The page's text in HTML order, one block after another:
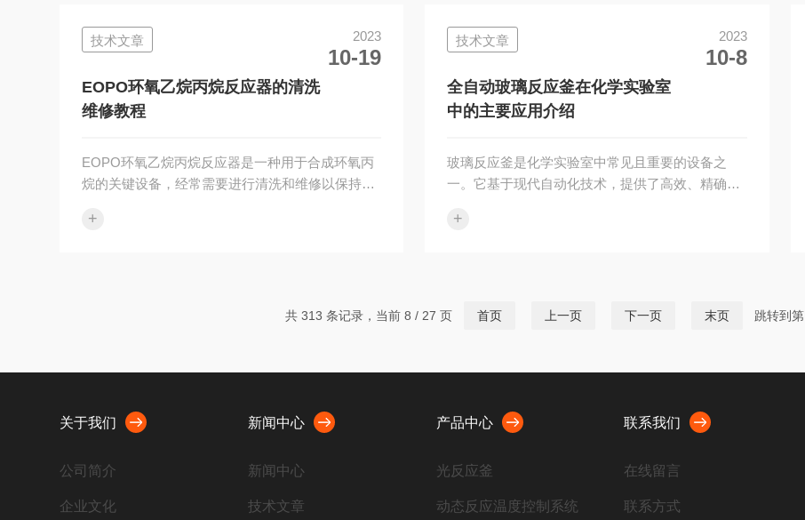
分，其设计和材料选择直接影响着反应过程的效率
和稳定性。采用先进的反应器设计，如提高反应器
的传热性能、提高反应器的耐高温性能等，可以有
效地提高反应效率和降低能耗。同时，选择耐高
门等部件。清洗时可采用适当的溶剂或清洗剂，并
确保冲洗干净。2、润滑维护：根据设备手册的指
引，定期对配料系统的运动部件进行润滑。使用适
当的润滑剂，并确保润滑剂的种类和量符合要...
技术文章 2023
10-19
EOPO环氧乙烷丙烷反应器的清洗
维修教程
EOPO环氧乙烷丙烷反应器是一种用于合成环氧丙
烷的关键设备，经常需要进行清洗和维修以保持其
的清洗和维修方法。一、清洗方法：1.排空反应
洗反应器内壁、搅拌器和传热管道等部位，以去除
清洗剂，将其充分注入反应器中...
+
技术文章 2023
10-8
全自动玻璃反应釜在化学实验室
中的主要应用介绍
玻璃反应釜是化学实验室中常见且重要的设备之
一。它基于现代自动化技术，提供了高效、精确、
目。本文将介绍全自动玻璃反应釜在化学实验室中
温度、压力和搅拌速度等参数，可以进行各种复杂
记录关键数据以进行后续分析。2、高压及高温...
+
共 313 条记录，当前 8 / 27 页 首页 上一页 下一页 末页 跳转到第
关于我们
公司简介
企业文化
新闻中心
新闻中心
技术文章
产品中心
光反应釜
动态反应温度控制系统
联系我们
在线留言
联系方式